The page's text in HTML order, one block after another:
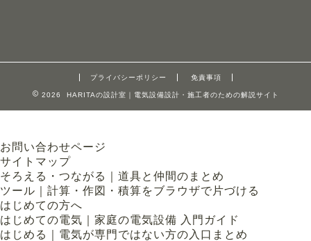
プライバシーポリシー 免責事項
2026 HARITAの設計室｜電気設備設計・施工者のための解説サイト
お問い合わせページ
サイトマップ
そろえる・つながる｜道具と仲間のまとめ
ツール｜計算・作図・積算をブラウザで片づける
はじめての方へ
はじめての電気｜家庭の電気設備 入門ガイド
はじめる｜電気が専門ではない方の入口まとめ